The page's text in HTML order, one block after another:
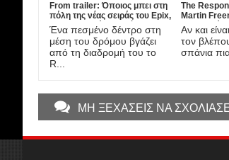
From trailer: Όποιος μπει στη
πόλη της νέας σειράς του Epix,
δεν ξαναβγαίνει ποτέ!
Ένα πεσμένο δέντρο στη
μέση του δρόμου βγάζει
από τη διαδρομή του το
R...
The
Martin
νυχτερινό
μίνι-σειρά
Αν και
τον
σπάνια
ΜΗ ΞΕΧΑΣΕΙΣ ΝΑ